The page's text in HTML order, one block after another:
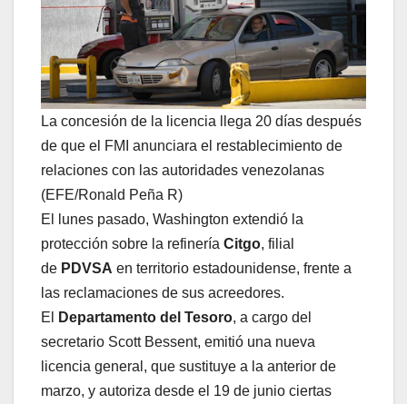
La concesión de la licencia llega 20 días después
de que el FMI anunciara el restablecimiento de
relaciones con las autoridades venezolanas
(EFE/Ronald Peña R)
El lunes pasado, Washington extendió la
protección sobre la refinería Citgo, filial
de PDVSA en territorio estadounidense, frente a
las reclamaciones de sus acreedores.
El
Departamento del Tesoro, a cargo del
secretario Scott Bessent, emitió una nueva
licencia general, que sustituye a la anterior de
marzo, y autoriza desde el 19 de junio ciertas